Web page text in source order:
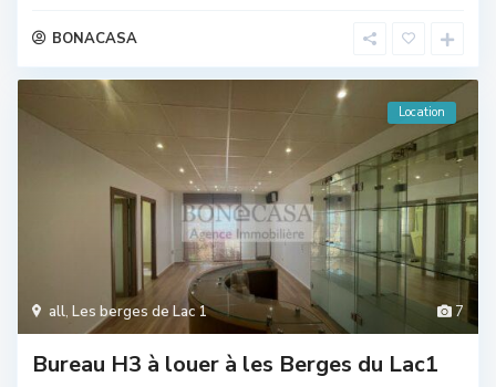
BONACASA
7
all, Les berges de Lac 1
Location
Bureau H3 à louer à les Berges du Lac1